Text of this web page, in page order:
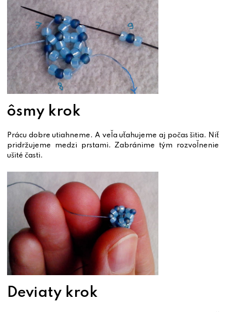
ôsmy krok
Prácu dobre utiahneme. A veľa uťahujeme aj počas šitia. Niť
pridržujeme medzi prstami. Zabránime tým rozvoľnenie
ušité časti.
Deviaty krok